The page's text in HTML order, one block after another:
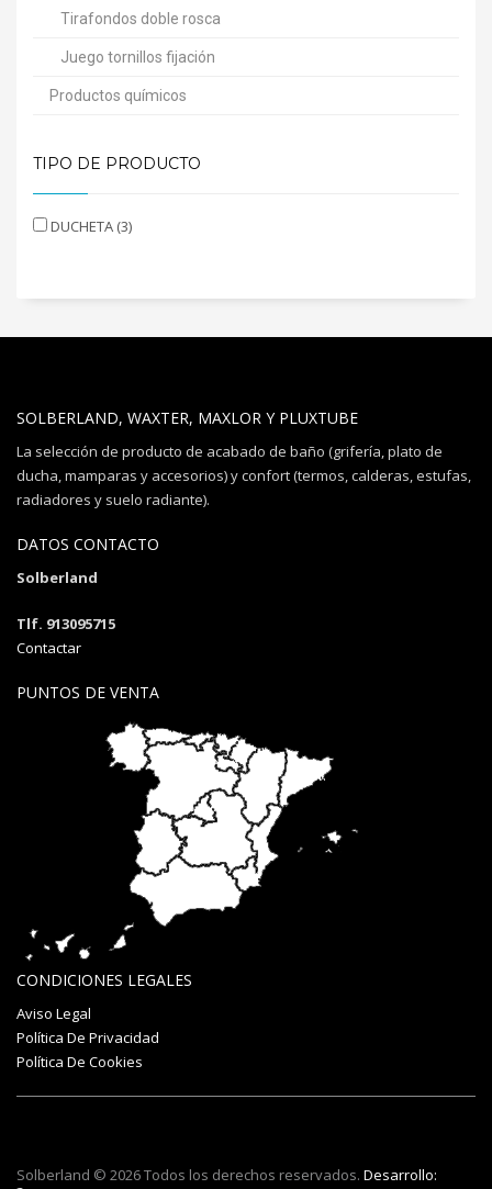
Tirafondos doble rosca
Juego tornillos fijación
Productos químicos
TIPO DE PRODUCTO
DUCHETA (3)
SOLBERLAND, WAXTER, MAXLOR Y PLUXTUBE
La selección de producto de acabado de baño (grifería, plato de
ducha, mamparas y accesorios) y confort (termos, calderas, estufas,
radiadores y suelo radiante).
DATOS CONTACTO
Solberland
Tlf. 913095715
Contactar
PUNTOS DE VENTA
CONDICIONES LEGALES
Aviso Legal
Política De Privacidad
Política De Cookies
Solberland © 2026 Todos los derechos reservados. Desarrollo: